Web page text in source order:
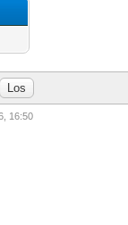
16:50